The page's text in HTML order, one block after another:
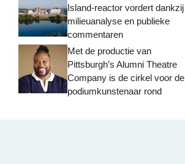
Island-reactor vordert dankzij
milieuanalyse en publieke
commentaren
Met de productie van
Pittsburgh’s Alumni Theatre
Company is de cirkel voor de
podiumkunstenaar rond